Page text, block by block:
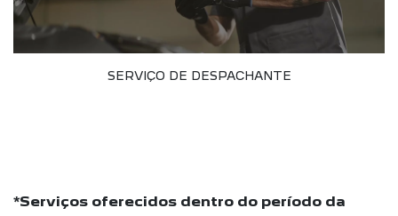
SERVIÇO DE DESPACHANTE
*Serviços oferecidos dentro do período da